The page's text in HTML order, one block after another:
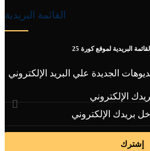
القائمة البريدية
لموقع كورة 25
علي البريد الإلكتروني